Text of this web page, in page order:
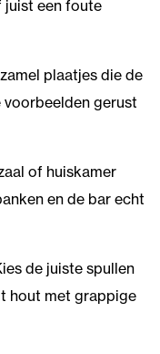
juist een foute
plaatjes die de
gerust
of huiskamer
en de bar echt
de juiste spullen
hout met grappige